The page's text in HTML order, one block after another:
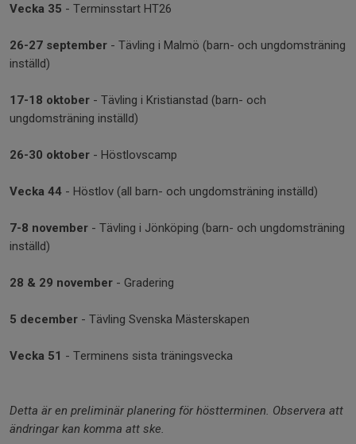
Vecka 35 - Terminsstart HT26
26-27 september - Tävling i Malmö (barn- och ungdomsträning
inställd)
17-18 oktober - Tävling i Kristianstad (barn- och
ungdomsträning inställd)
26-30 oktober - Höstlovscamp
Vecka 44 - Höstlov (all barn- och ungdomsträning inställd)
7-8 november - Tävling i Jönköping (barn- och ungdomsträning
inställd)
28 & 29 november - Gradering
5 december - Tävling Svenska Mästerskapen
Vecka 51 - Terminens sista träningsvecka
Detta är en preliminär planering för höstterminen. Observera att
ändringar kan komma att ske.